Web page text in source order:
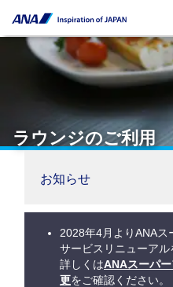
ラウンジのご利用
お知らせ
2028年4月よりANA
サービスリニューアル
詳しくはANAスーパ
更をご確認ください。